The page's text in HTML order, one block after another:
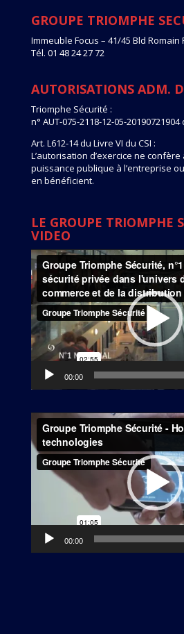
GROUPE TRIOMPHE
Immeuble Focus – 41/45 Bld Romain
Tél. 01 48 24 27 72
AUTORISATIONS ADM.
Triomphe Sécurité :
n° AUT-075-2118-12-05-
Art. L612-14 du Livre VI du CSI :
L’autorisation d’exercice ne
puissance publique à l’entreprise
en bénéficient.
LE GROUPE TRIOMPHE
VIDEO
Lecteur
vidéo
00:00
Lecteur
vidéo
00:00